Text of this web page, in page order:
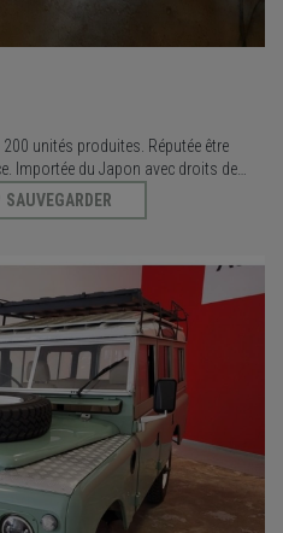
unités produites. Réputée être
Importée du Japon avec droits de
constatés. Joint de base
La Kannon V8 est une
SAUVEGARDER